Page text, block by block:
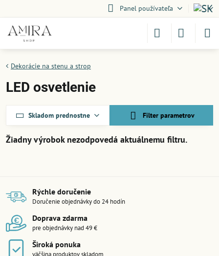
Panel používateľa
Dekorácie na stenu a strop
LED osvetlenie
Skladom prednostne Filter parametrov
Rýchle doručenie
Doručenie objednávky do 24 hodín
Doprava zdarma
pre objednávky nad 49 €
Široká ponuka
väčšina produktov skladom